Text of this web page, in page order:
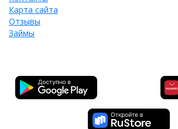
Карта сайта
Отзывы
Займы